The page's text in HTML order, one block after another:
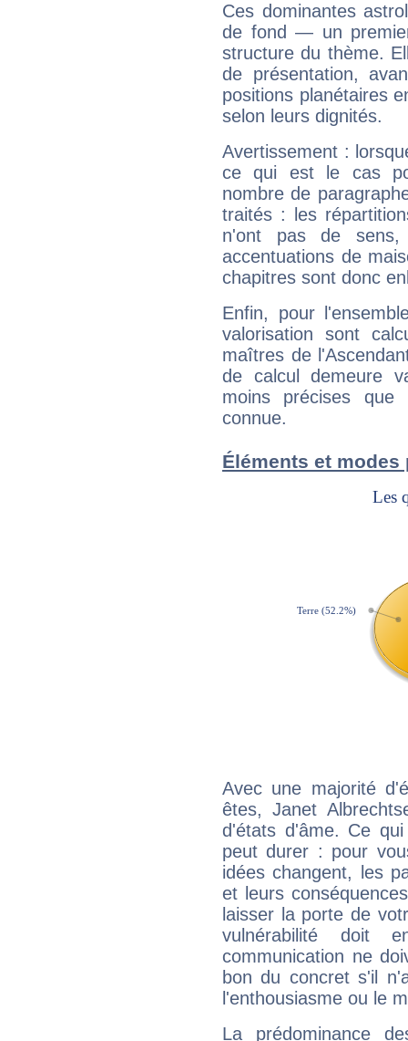
Ces dominantes
de fond — un
structure du thème.
de présentation,
positions planétaires
selon leurs dignités.
Avertissement :
ce qui est le cas
nombre de
traités : les
n'ont pas de sens,
accentuations de
chapitres sont donc
Enfin, pour
valorisation sont
maîtres de
de calcul demeure
moins précises que
connue.
Éléments et
Avec une majorité
êtes, Janet
d'états d'âme. Ce
peut durer : pour
idées changent, les
et leurs
laisser la porte de
vulnérabilité doit
communication ne
bon du concret s'il
l'enthousiasme ou le
La prédominance